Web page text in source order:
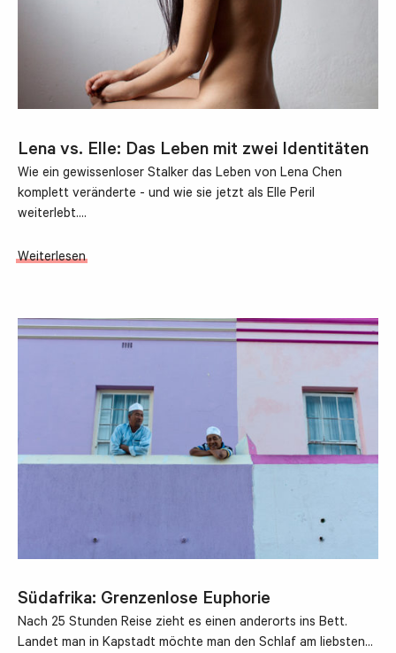
Lena vs. Elle: Das Leben mit zwei Identitäten
Wie ein gewissenloser Stalker das Leben von Lena Chen
komplett veränderte - und wie sie jetzt als Elle Peril
weiterlebt.…
Weiterlesen
Südafrika: Grenzenlose Euphorie
Nach 25 Stunden Reise zieht es einen anderorts ins Bett.
Landet man in Kapstadt möchte man den Schlaf am liebsten…